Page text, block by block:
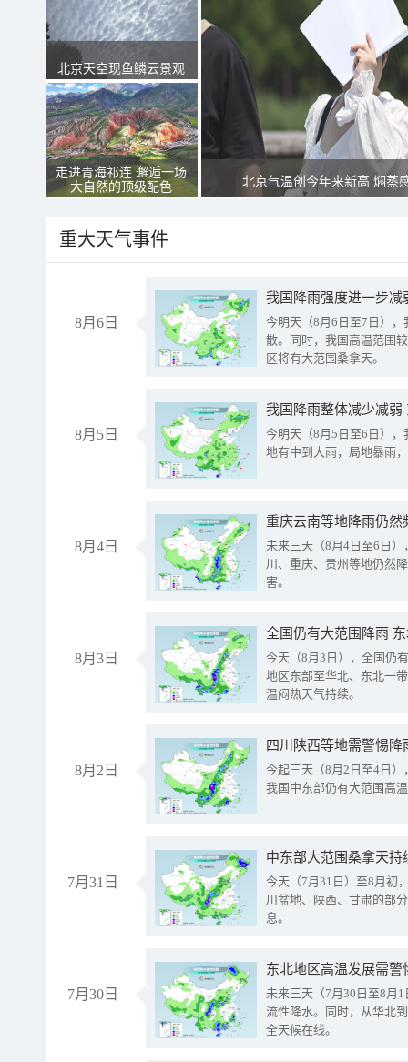
北京天空现鱼鳞云景观
走进青海祁连 邂逅一场
大自然的顶级配色
北京气温创今年来新高 焖蒸
重大天气事件
8月6日
今明天（8月6日至7日）
散。同时，我国高温范围
区将有大范围桑拿天。
8月5日
我国降雨整体减少减弱
今明天（8月5日至6日）
地有中到大雨，局地暴雨
8月4日
重庆云南等地降雨仍然
未来三天（8月4日至6日
川、重庆、贵州等地仍然
害。
8月3日
全国仍有大范围降雨
今天（8月3日），全国仍
地区东部至华北、东北一
温闷热天气持续。
8月2日
今起三天（8月2日至4日
我国中东部仍有大范围高
7月31日
中东部大范围桑拿天
今天（7月31日）至8月初
川盆地、陕西、甘肃的部
息。
7月30日
东北地区高温发展需
未来三天（7月30日至8月
流性降水。同时，从华北
全天候在线。